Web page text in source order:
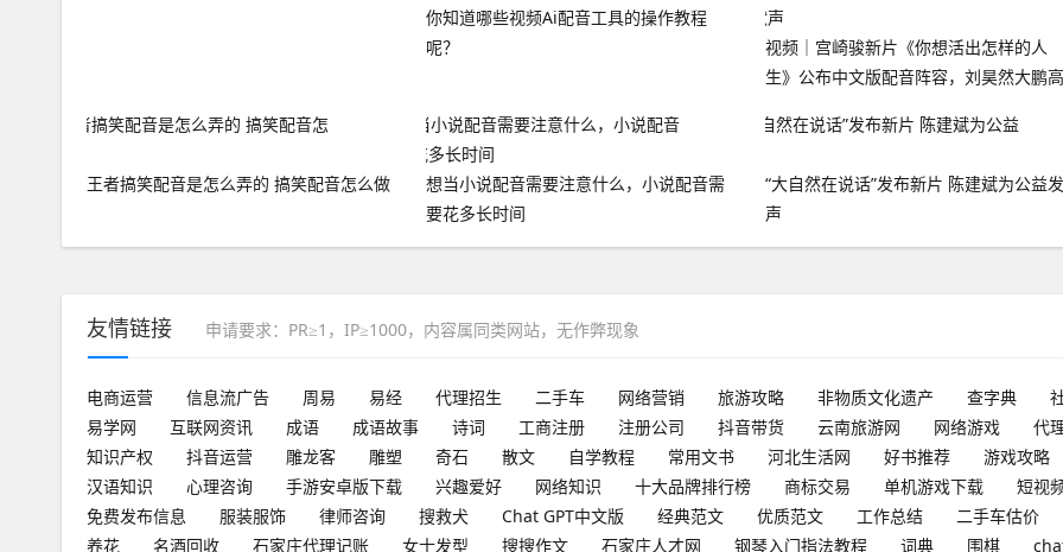
你知道哪些视频Ai配音工具的操作教程
呢？
视频｜宫崎骏新片《你想活出怎样的人
生》公布中文版配音阵容，刘昊然大鹏高
王者搞笑配音是怎么弄的 搞笑配音怎么做
想当小说配音需要注意什么，小说配音需
要花多长时间
“大自然在说话”发布新片 陈建斌为公益发
声
友情链接 申请要求：PR≥1，IP≥1000，内容属同类网站，无作弊现象
电商运营 信息流广告 周易 易经 代理招生 二手车 网络营销 旅游攻略 非物质文化遗产 查字典
易学网
互联网资讯 成语 成语故事 诗词 工商注册 注册公司 抖音带货 云南旅游网 网络游戏
代
知识产权
抖音运营 雕龙客 雕塑 奇石 散文 自学教程 常用文书 河北生活网 好书推荐
游戏攻略
汉语知识
心理咨询 手游安卓版下载 兴趣爱好 网络知识 十大品牌排行榜 商标交易 单机游戏下载
短视
免费发布信息
服装服饰 律师咨询 搜救犬 Chat GPT中文版 经典范文 优质范文 工作总结
二手车估价
养花
名酒回收 石家庄代理记账 女士发型 搜搜作文 石家庄人才网 钢琴入门指法教程 词典 围棋